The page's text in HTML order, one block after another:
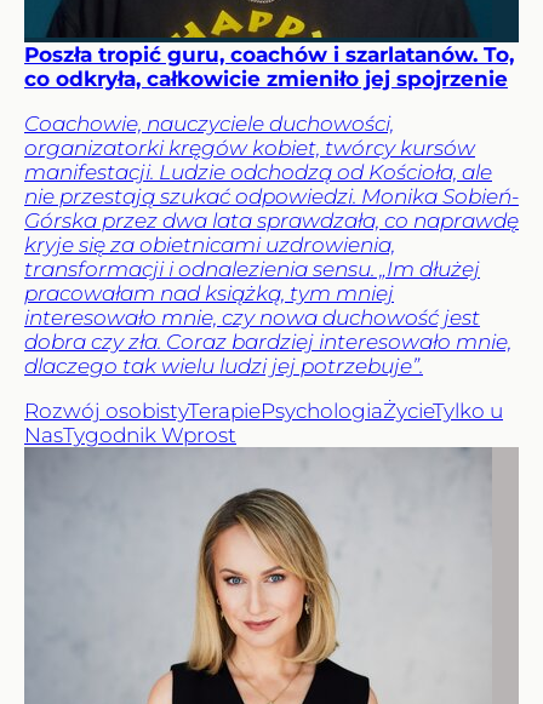
Poszła tropić guru, coachów i szarlatanów. To,
co odkryła, całkowicie zmieniło jej spojrzenie
Coachowie, nauczyciele duchowości,
organizatorki kręgów kobiet, twórcy kursów
manifestacji. Ludzie odchodzą od Kościoła, ale
nie przestają szukać odpowiedzi. Monika Sobień-
Górska przez dwa lata sprawdzała, co naprawdę
kryje się za obietnicami uzdrowienia,
transformacji i odnalezienia sensu. „Im dłużej
pracowałam nad książką, tym mniej
interesowało mnie, czy nowa duchowość jest
dobra czy zła. Coraz bardziej interesowało mnie,
dlaczego tak wielu ludzi jej potrzebuje”.
Rozwój osobistyTerapiePsychologiaŻycieTylko u
NasTygodnik Wprost